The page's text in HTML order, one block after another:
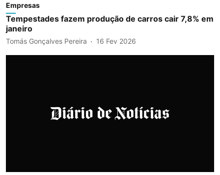
Empresas
Tempestades fazem produção de carros cair 7,8% em
janeiro
Tomás Gonçalves Pereira 16 Fev 2026